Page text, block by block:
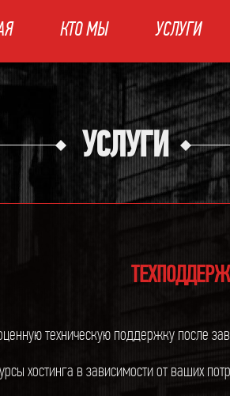
КТО МЫ УСЛУГИ
УСЛУГИ
техническую поддержку после
хостинга в зависимости от ваших